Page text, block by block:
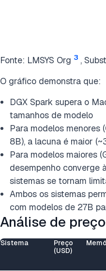
Fonte: LMSYS Org 3 ,
O gráfico demonstra que:
DGX Spark supera o
tamanhos de modelo
Para modelos menores
8B), a lacuna é maior
Para modelos maiores
desempenho converge
sistemas se tornam
Ambos os sistemas
com modelos de 27B
Análise de
Sistema
Preço
(USD)